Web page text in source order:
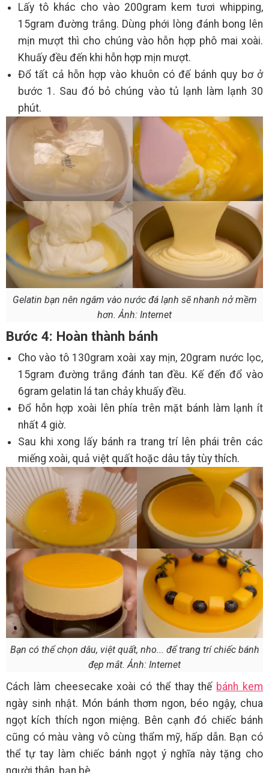
Lấy tô khác cho vào 200gram kem tươi whipping,
15gram đường trắng. Dùng phới lòng đánh bong lên
mịn mượt thì cho chúng vào hỗn hợp phô mai xoài.
Khuấy đều đến khi hỗn hợp mịn mượt.
Đổ tất cả hỗn hợp vào khuôn có đế bánh quy bơ ở
bước 1. Sau đó bỏ chúng vào tủ lạnh làm lạnh 30
phút.
Gelatin bạn nên ngâm vào nước đá lạnh sẽ nhanh nở mềm
hơn. Ảnh: Internet
Bước 4: Hoàn thành bánh
Cho vào tô 130gram xoài xay mịn, 20gram nước lọc,
15gram đường trắng đánh tan đều. Kế đến đổ vào
6gram gelatin lá tan chảy khuấy đều.
Đổ hỗn hợp xoài lên phía trên mặt bánh làm lạnh ít
nhất 4 giờ.
Sau khi xong lấy bánh ra trang trí lên phái trên các
miếng xoài, quả việt quất hoặc dâu tây tùy thích.
Bạn có thể chọn dâu, việt quất, nho... để trang trí chiếc bánh
đẹp mắt. Ảnh: Internet
Cách làm cheesecake xoài có thể thay thế bánh kem
ngày sinh nhật. Món bánh thơm ngon, béo ngậy, chua
ngọt kích thích ngon miệng. Bên cạnh đó chiếc bánh
cũng có màu vàng vô cùng thẩm mỹ, hấp dẫn. Bạn có
thể tự tay làm chiếc bánh ngọt ý nghĩa này tặng cho
người thân, bạn bè.